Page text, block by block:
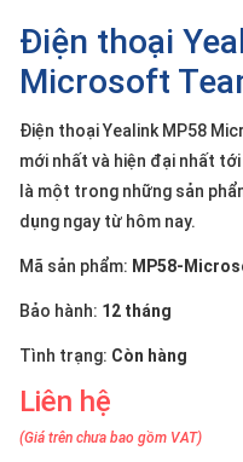
Điện thoại
Microsoft
Điện thoại Yealink MP58
mới nhất và hiện đại nhất
là một trong những sản
dụng ngay từ hôm nay.
Mã sản phẩm: MP58-
Bảo hành: 12 tháng
Tình trạng: Còn hàng
Liên hệ
(Giá trên chưa bao gồm VAT)
pháp
Dịch
vụ
Hỗ
trợ
Tin
tức
Liên
Giới
NGÔN
NGỮ